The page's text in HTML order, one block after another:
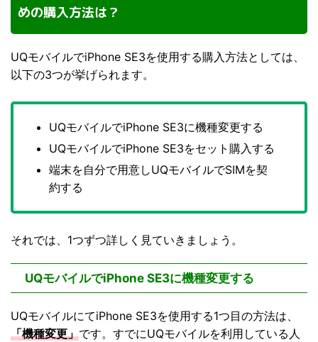
めの購入方法は？
UQモバイルでiPhone SE3を使用する購入方法としては、
以下の3つが挙げられます。
UQモバイルでiPhone SE3に機種変更する
UQモバイルでiPhone SE3をセット購入する
端末を自分で用意しUQモバイルでSIMを契
約する
それでは、1つずつ詳しく見ていきましょう。
UQモバイルでiPhone SE3に機種変更する
UQモバイルにてiPhone SE3を使用する1つ目の方法は、
「機種変更」です。すでにUQモバイルを利用している人